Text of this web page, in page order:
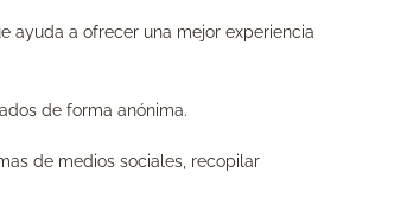
ayuda a ofrecer una mejor experiencia
de forma anónima.
de medios sociales, recopilar